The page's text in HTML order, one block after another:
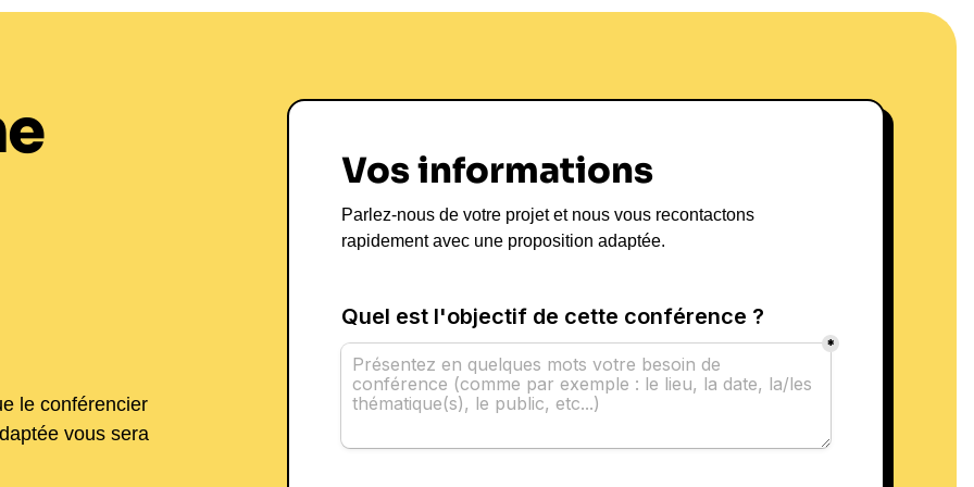
le conférencier
vous sera
Vos informations
Parlez-nous de votre projet et nous vous recontactons
rapidement avec une proposition adaptée.